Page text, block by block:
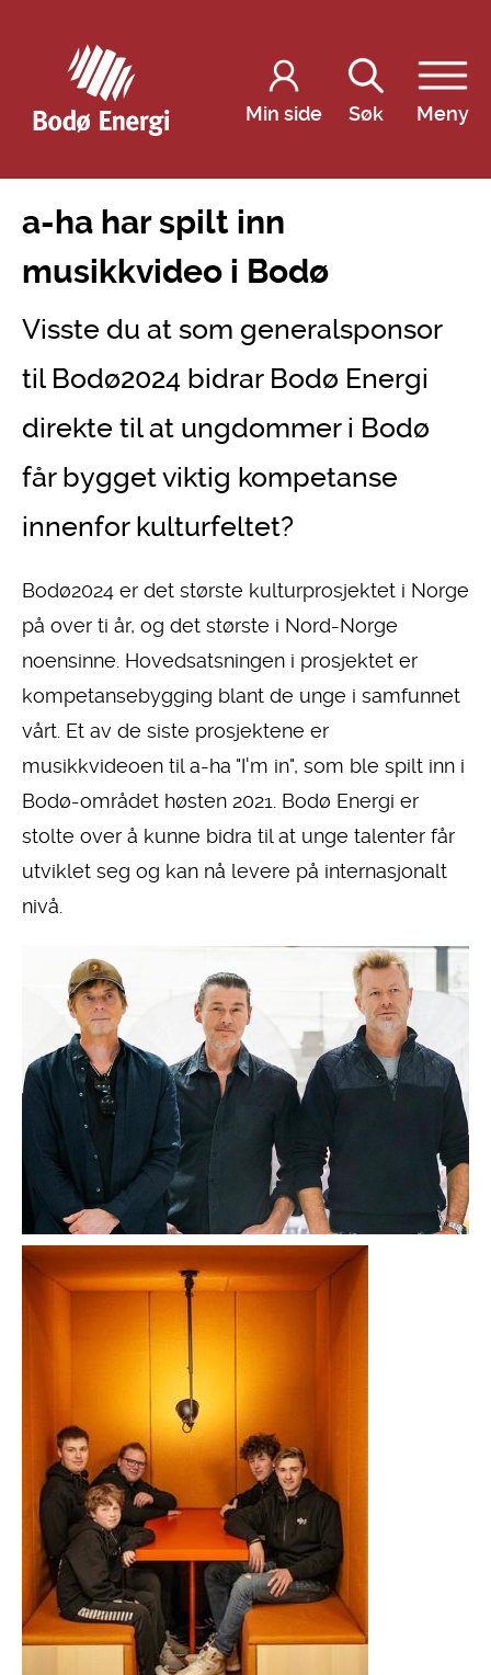
Min side Søk Meny
a-ha har spilt inn
musikkvideo i Bodø
Visste du at som generalsponsor
til Bodø2024 bidrar Bodø Energi
direkte til at ungdommer i Bodø
får bygget viktig kompetanse
innenfor kulturfeltet?
Bodø2024 er det største kulturprosjektet i Norge
på over ti år, og det største i Nord-Norge
noensinne. Hovedsatsningen i prosjektet er
kompetansebygging blant de unge i samfunnet
vårt. Et av de siste prosjektene er
musikkvideoen til a-ha "I'm in", som ble spilt inn i
Bodø-området høsten 2021. Bodø Energi er
stolte over å kunne bidra til at unge talenter får
utviklet seg og kan nå levere på internasjonalt
nivå.